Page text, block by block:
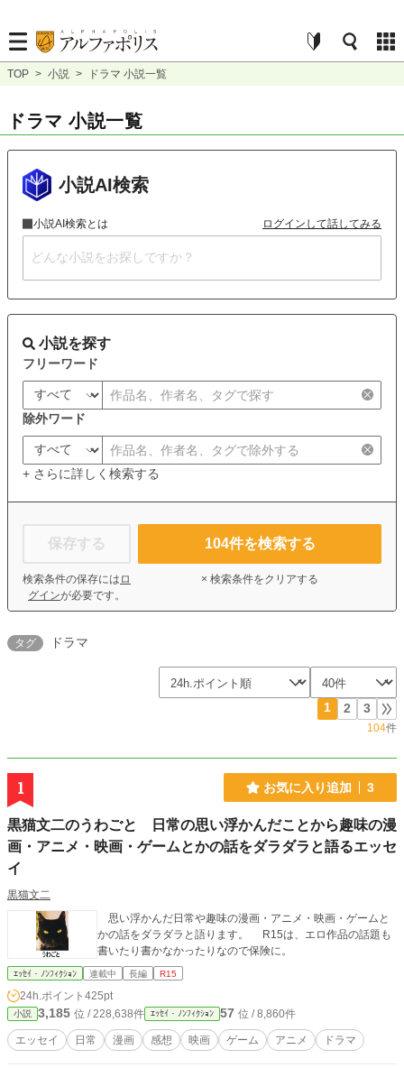
TOP > 小説 > ドラマ 小説一覧
ドラマ 小説一覧
小説AI検索
小説AI検索とは ログインして話してみる
小説を探す
フリーワード
除外ワード
+ さらに詳しく検索する
保存する
検索条件の保存には ロ
グインが必要です。
104件を検索する
× 検索条件をクリアする
タグ ドラマ
1 2 3
104件
1 お気に入り追加 3
黒猫文二のうわごと 日常の思い浮かんだことから趣味の漫
画・アニメ・映画・ゲームとかの話をダラダラと語るエッセ
イ
黒猫文二
思い浮かんだ日常や趣味の漫画・アニメ・映画・ゲームと
かの話をダラダラと語ります。 R15は、エロ作品の話題も
書いたり書かなかったりなので保険に。
ｴｯｾｲ・ﾉﾝﾌｨｸｼｮﾝ 連載中 長編 R15
24h.ポイント 425pt
小説 3,185 位 / 228,638件 ｴｯｾｲ・ﾉﾝﾌｨｸｼｮﾝ 57 位 / 8,860件
エッセイ 日常 漫画 感想 映画 ゲーム アニメ ドラマ